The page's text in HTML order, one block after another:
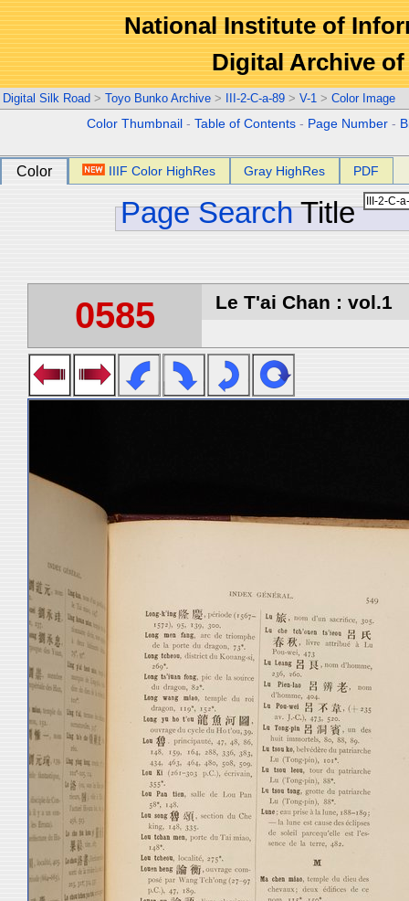
National Institute of
Digital Archive
Digital Silk Road > Toyo Bunko Archive > III-2-C-a-89 > V-1 > Color Image
Color Thumbnail -Table of Contents - Page Number -
Color IIIF Color HighRes Gray HighRes PDF
Page Search Title
0585 Le T'ai Chan : vol.1